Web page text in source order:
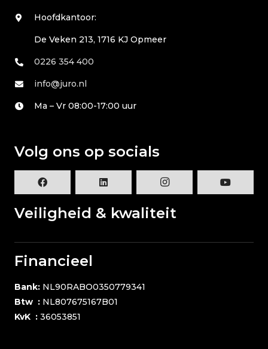
Hoofdkantoor:
De Veken 213, 1716 KJ Opmeer
0226 354 400
info@juro.nl
Ma – Vr 08:00-17:00 uur
Volg ons op socials
Veiligheid & kwaliteit
Financieel
Bank: NL90RABO0350779341
Btw : NL807675167B01
KvK : 36053851